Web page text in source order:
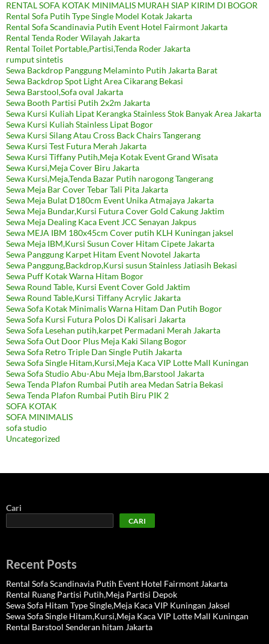
RENTAL SOFA KOTAK MINIMALIS MURAH SIAP KIRIM DI BOGOR
Rental Sofa Putih Type Single Model Kotak Jakarta
Rental Sofa Scandinavia Putih Event Hotel Fairmont Jakarta
Rental Tenda Roder Wilayah Jakarta
Rental Toilet Portable,Partisi,Tenda Roder Jakarta
rumput sintetis
Sewa Backdrop Panggung Melaminto Putih Jakarta Barat
Sewa Backdrop Spot Light Area Cikarang Bekasi
Sewa Barstool,Sofa oval Jakarta
Sewa Booth Partisi Putih 2x2m Jakarta
Sewa Kursi Kuliah Lipat Kerangka Stainless Stok Banyak Area Jakarta
Sewa Kursi Kuliah Stainless Lipat Bogor
Sewa Kursi Silang Atau Cross Back Chairs Tangerang
Sewa Kursi Test Futura Merah Jakarta
Sewa Kursi Tiffany Putih,Meja Kotak Event Grand Wisata
Sewa Kursi,Meja Cover Biru Jakarta
Sewa Kursi,Meja,Tenda Bazar Putih narogong Tangerang
Sewa Meja Bar Cover Tebar Tali Pita Jakarta
Sewa Meja Bulat D180cm Event Unika Atmajaya Jakarta
Sewa Meja Bundar,Kursi Futura Cover Gold Cakung Jaktim
Sewa Meja Dealing Kaca Event JCC Senayan Jakpus
Sewa MEJA IBM 180x45cm Cover putih KLH Kuningan jaksel
Sewa Meja IBM,Kursi Susun Cover Hitam Cipete Jakarta
Sewa Panggung Karpet Hitam Event Novotel Jakarta
Sewa Panggung,Backdrop,Kursi susun Stainless Jatiasih Bekasi
Sewa Puff Kotak Warna Hitam Bogor
Sewa Round Table, Kursi Event Cover Gold Jaktim
Sewa Round Table,Kursi Tiffany Acrylic Jakarta
Sewa Sofa Kotak Minimalis Warna Hitam Dan Putih Bogor
Sewa Sofa Kursi Futura Polos Di Kalisari Jakarta
Sewa Sofa Lesehan putih,karpet Permadani Merah Jakarta
Sewa Sofa Out Door Plus Meja Kaki Silang Bogor
Sewa Sofa Retro Triple Dan Single Putih Jakarta
Sewa Sofa Single Hitam,Kursi,Meja Kaca VIP Lotte Mall Kuningan
Sewa Sofa Studio Abu-Abu Meja Ibm,Barstool Jakarta
Sewa Tenda Plafon Rumbai Putih area Medan Satria Bekasi
Sewa Tenda Plafon Rumbai Putih Biru PIK 2
SOFA KOTAK
SOFA MINIMALIS
sofa studio
Uncategorized
Cari
CARI
Recent Posts
Rental Sofa Scandinavia Putih Event Hotel Fairmont Jakarta
Rental Ruang Partisi Putih,Meja Partisi Depok
Sewa Sofa Hitam Type Single,Meja Kaca VIP Kuningan Jaksel
Sewa Sofa Single Hitam,Kursi,Meja Kaca VIP Lotte Mall Kuningan
Rental Barstool Senderan hitam Jakarta